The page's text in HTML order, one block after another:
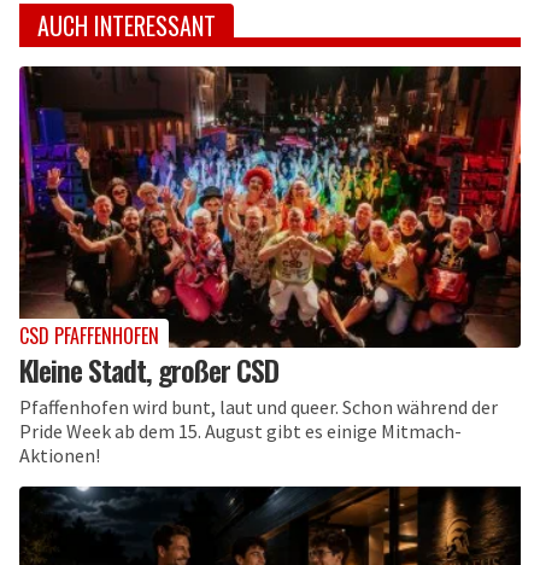
AUCH INTERESSANT
CSD PFAFFENHOFEN
Kleine Stadt, großer CSD
Pfaffenhofen wird bunt, laut und queer. Schon während der
Pride Week ab dem 15. August gibt es einige Mitmach-
Aktionen!